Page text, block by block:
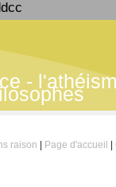
-
raison Page d'accueil